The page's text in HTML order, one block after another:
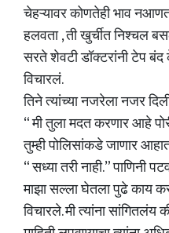
चेहऱ्यावर कोणतेही भाव
हलवता , ती खुर्चीत निश्चल
सरते शेवटी डॉक्टरांनी टेप बंद
विचारलं.
तिने त्यांच्या नजरेला नजर
“ मी तुला मदत करणार आहे
तुम्ही पोलिसांकडे जाणार
“ सध्या तरी नाही.” पाणिनी
माझा सल्ला घेतला पुढे काय
विचारले. मी त्यांना सांगितलंय